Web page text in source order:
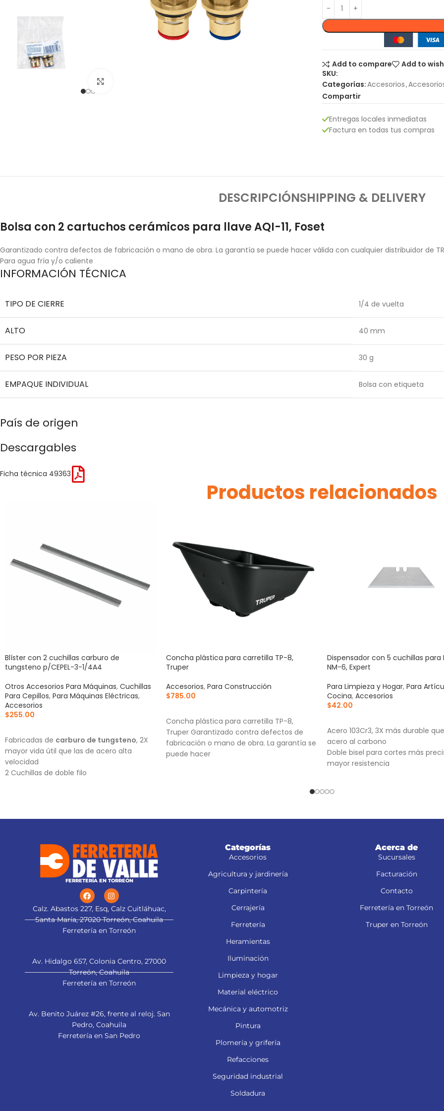
Add to compare
Add to
SKU:
Categorías:Accesorios,
Compartir
Entregas locales inmediatas
Factura en todas tus compras
DESCRIPCIÓNSHIPPING & DELIVERY
Bolsa con 2 cartuchos cerámicos para llave AQI-11, Foset
Garantizado contra defectos de fabricación o mano de obra. La garantía se puede hacer válida con cualquier distribuidor de
Para agua fría y/o caliente
INFORMACIÓN TÉCNICA
TIPO DE CIERRE 1/4 de vuelta
ALTO 40 mm
PESO POR PIEZA 30 g
EMPAQUE INDIVIDUAL Bolsa con etiqueta
País de origen
Descargables
Ficha técnica 49363
Productos relacionados
Blíster con 2 cuchillas carburo de
tungsteno p/CEPEL-3-1/4A4
Otros Accesorios Para Máquinas, Cuchillas
Para Cepillos, Para Máquinas Eléctricas,
Accesorios
$255.00
Fabricadas de carburo de tungsteno, 2X
mayor vida útil que las de acero alta
velocidad
2 Cuchillas de doble filo
Concha plástica para carretilla TP-8,
Truper
Accesorios, Para Construcción
$785.00
Concha plástica para carretilla TP-8,
Truper Garantizado contra defectos de
fabricación o mano de obra. La garantía se
puede hacer
Dispensador con 5 cuchillas para
NM-6, Expert
Para Limpieza y Hogar, Para
Cocina, Accesorios
$42.00
Acero 103Cr3, 3X más durable
acero al carbono
Doble bisel para cortes más
mayor resistencia
FERRETERÍA EN TORREÓN
Calz. Abastos 227, Esq, Calz Cuitláhuac,
Santa María, 27020 Torreón, Coahuila
Ferretería en Torreón
Av. Hidalgo 657, Colonia Centro, 27000
Torreón, Coahuila
Ferretería en Torreón
Av. Benito Juárez #26, frente al reloj. San
Pedro, Coahuila
Ferretería en San Pedro
Categorías
Accesorios
Agricultura y jardinería
Carpintería
Cerrajería
Ferretería
Heramientas
Iluminación
Limpieza y hogar
Material eléctrico
Mecánica y automotriz
Pintura
Plomería y grifería
Refacciones
Seguridad industrial
Soldadura
Acerca de
Sucursales
Facturación
Contacto
Ferretería en Torreón
Truper en Torreón